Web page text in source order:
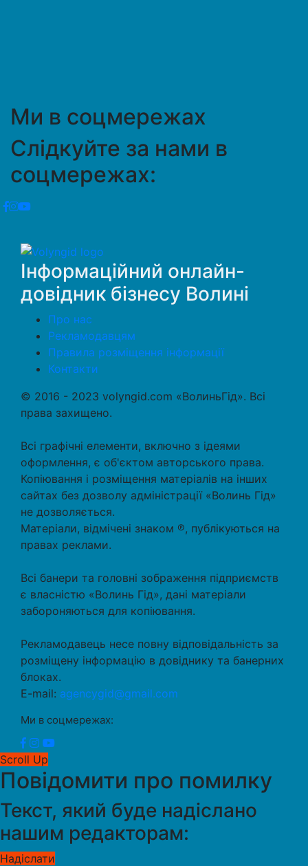
Ми в соцмережах
Слідкуйте за нами в
соцмережах:
Інформаційний онлайн-
довідник бізнесу Волині
Про нас
Рекламодавцям
Правила розміщення інформації
Контакти
© 2016 - 2023 volyngid.com «ВолиньГід». Всі
права захищено.
Всі графічні елементи, включно з ідеями
оформлення, є об'єктом авторського права.
Копіювання і розміщення матеріалів на інших
сайтах без дозволу адміністрації «Волинь Гід»
не дозволяється.
Матеріали, відмічені знаком ℗, публікуються на
правах реклами.
Всі банери та головні зображення підприємств
є власністю «Волинь Гід», дані матеріали
забороняються для копіювання.
Рекламодавець несе повну відповідальність за
розміщену інформацію в довіднику та банерних
блоках.
E-mail: agencygid@gmail.com
Ми в соцмережах:
Scroll Up
Повідомити про помилку
Текст, який буде надіслано
нашим редакторам:
Надіслати